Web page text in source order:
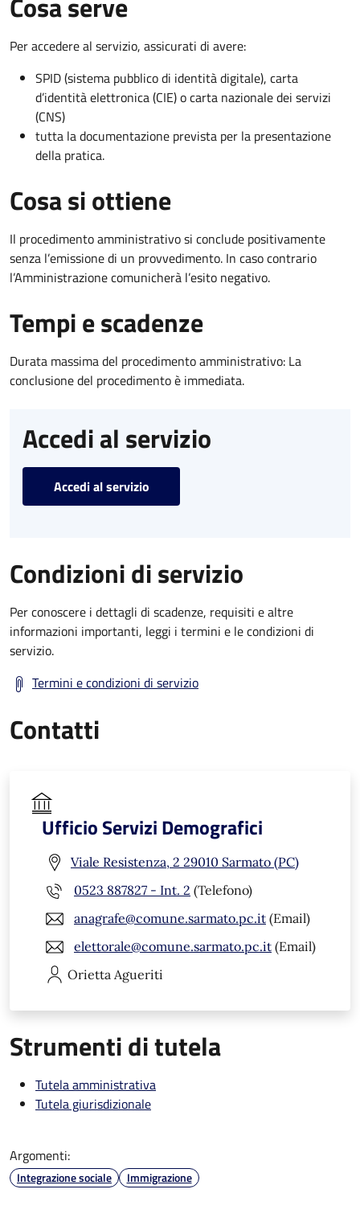
Per accedere al servizio, assicurati di avere:
SPID (sistema pubblico di identità digitale), carta
d’identità elettronica (CIE) o carta nazionale dei servizi
(CNS)
tutta la documentazione prevista per la presentazione
della pratica.
Cosa si ottiene
Il procedimento amministrativo si conclude positivamente
senza l’emissione di un provvedimento. In caso contrario
l’Amministrazione comunicherà l’esito negativo.
Tempi e scadenze
Durata massima del procedimento amministrativo: La
conclusione del procedimento è immediata.
Accedi al servizio
Accedi al servizio
Condizioni di servizio
Per conoscere i dettagli di scadenze, requisiti e altre
informazioni importanti, leggi i termini e le condizioni di
servizio.
Termini e condizioni di servizio
Contatti
Ufficio Servizi Demografici
Viale Resistenza, 2 29010 Sarmato (PC)
0523 887827 - Int. 2 (Telefono)
anagrafe@comune.sarmato.pc.it (Email)
elettorale@comune.sarmato.pc.it (Email)
Orietta Agueriti
Strumenti di tutela
Tutela amministrativa
Tutela giurisdizionale
Argomenti:
Integrazione sociale Immigrazione